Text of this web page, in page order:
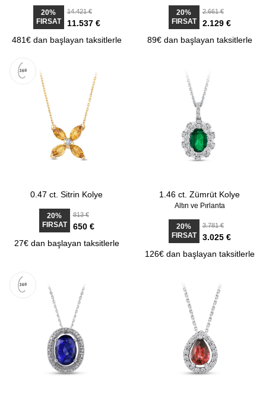
20%
FIRSAT
14.421 €
11.537 €
481€ dan başlayan taksitlerle
20%
FIRSAT
2.661 €
2.129 €
89€ dan başlayan taksitlerle
0.47 ct. Sitrin Kolye
20%
FIRSAT
813 €
650 €
27€ dan başlayan taksitlerle
1.46 ct. Zümrüt Kolye
Altın ve Pırlanta
20%
FIRSAT
3.781 €
3.025 €
126€ dan başlayan taksitlerle